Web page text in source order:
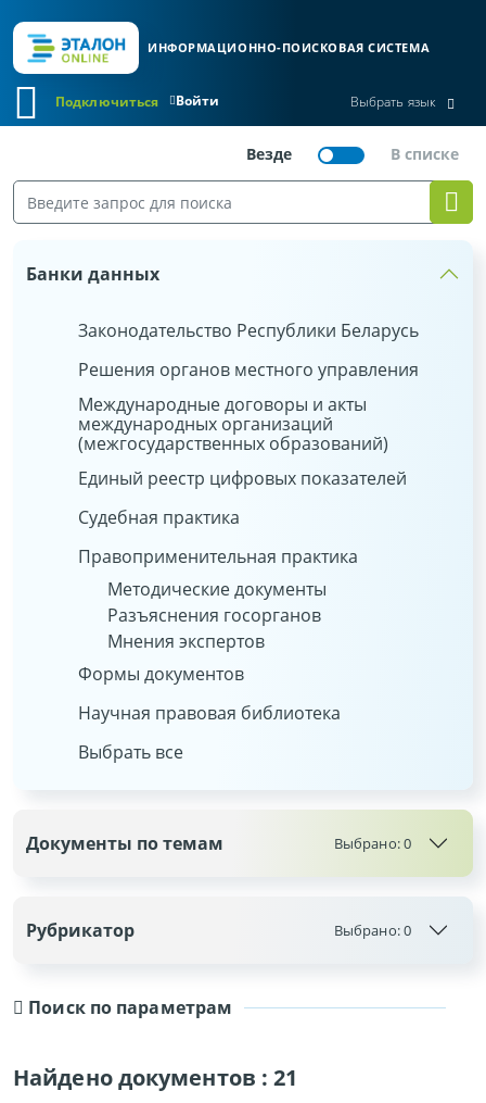
ИНФОРМАЦИОННО-ПОИСКОВАЯ СИСТЕМА
Войти
Подключиться Выбрать язык
Поиск по параметрам
Найдено документов :21
Банки данных
Законодательство Республики Беларусь
Решения органов местного управления
Международные договоры и акты
международных организаций
(межгосударственных образований)
Единый реестр цифровых показателей
Судебная практика
Правоприменительная практика
Методические документы
Разъяснения госорганов
Мнения экспертов
Формы документов
Научная правовая библиотека
Выбрать все
Документы по темам Выбрано:0
Рубрикатор Выбрано:0